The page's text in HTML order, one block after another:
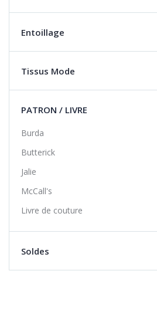
Entoillage
Tissus Mode
PATRON / LIVRE
Burda
Butterick
Jalie
McCall's
Livre de couture
Soldes